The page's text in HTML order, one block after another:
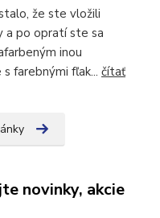
že ste vložili
a po opratí ste sa
inou
farebnými fľak... čítať
novinky, akcie